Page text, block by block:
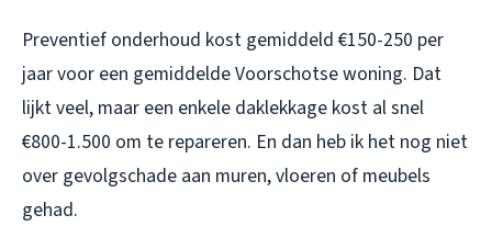
Preventief onderhoud kost gemiddeld €150-250 per
jaar voor een gemiddelde Voorschotse woning. Dat
lijkt veel, maar een enkele daklekkage kost al snel
€800-1.500 om te repareren. En dan heb ik het nog niet
over gevolgschade aan muren, vloeren of meubels
gehad.